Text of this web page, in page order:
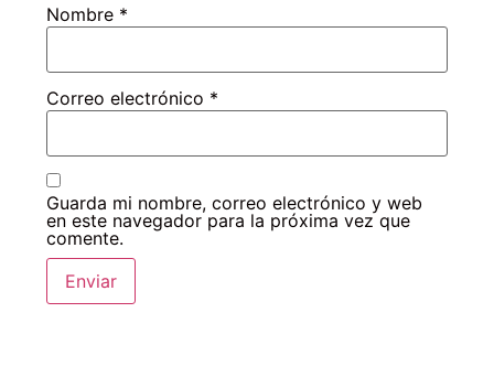
Nombre *
Correo electrónico *
Guarda mi nombre, correo electrónico y web
en este navegador para la próxima vez que
comente.